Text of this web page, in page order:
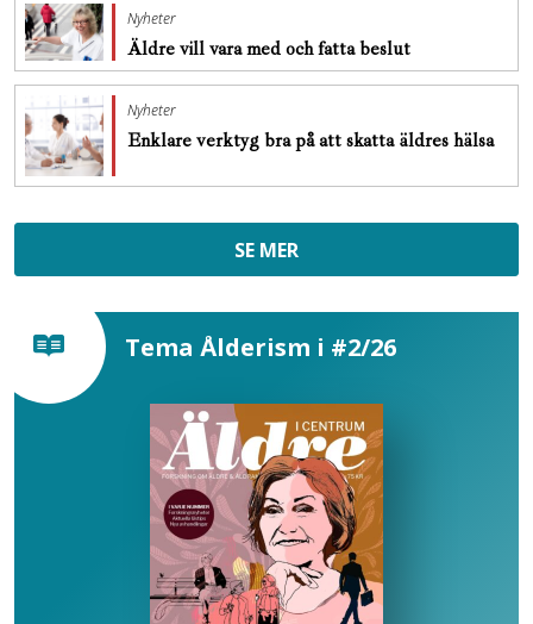
Nyheter
Äldre vill vara med och fatta beslut
Nyheter
Enklare verktyg bra på att skatta äldres hälsa
SE MER
Tema Ålderism i #2/26